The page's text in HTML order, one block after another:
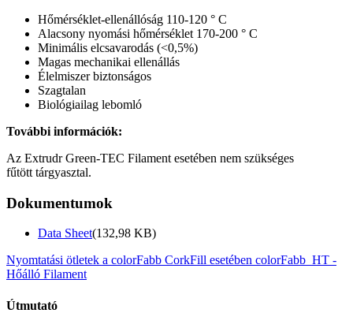
Hőmérséklet-ellenállóság 110-120 ° C
Alacsony nyomási hőmérséklet 170-200 ° C
Minimális elcsavarodás (<0,5%)
Magas mechanikai ellenállás
Élelmiszer biztonságos
Szagtalan
Biológiailag lebomló
További információk:
Az Extrudr Green-TEC Filament esetében nem szükséges
fűtött tárgyasztal.
Dokumentumok
Data Sheet(132,98 KB)
Nyomtatási ötletek a colorFabb CorkFill esetében colorFabb_HT -
Hőálló Filament
Útmutató